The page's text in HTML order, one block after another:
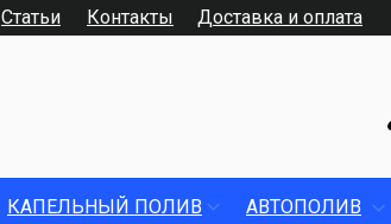
Доставка и оплата
Контакты
Статьи
КАПЕЛЬНЫЙ ПОЛИВ АВТОПОЛИВ